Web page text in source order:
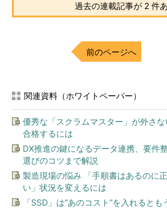
過去の連載記事が 2 件
前のページへ
関連資料（ホワイトペーパー）
優秀な「スクラムマスター」が外さな
合格するには
DX推進の鍵になるデータ連携、要件
選びのコツまで解説
製造現場の悩み 「手順書はあるのに
い」状況を変えるには
「SSD」は“あのコスト”を入れると